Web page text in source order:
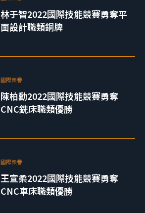
林于智2022國際技能競賽勇奪平
面設計職類銅牌
國際榮譽
陳柏勳2022國際技能競賽勇奪
CNC銑床職類優勝
國際榮譽
王宣柔2022國際技能競賽勇奪
CNC車床職類優勝